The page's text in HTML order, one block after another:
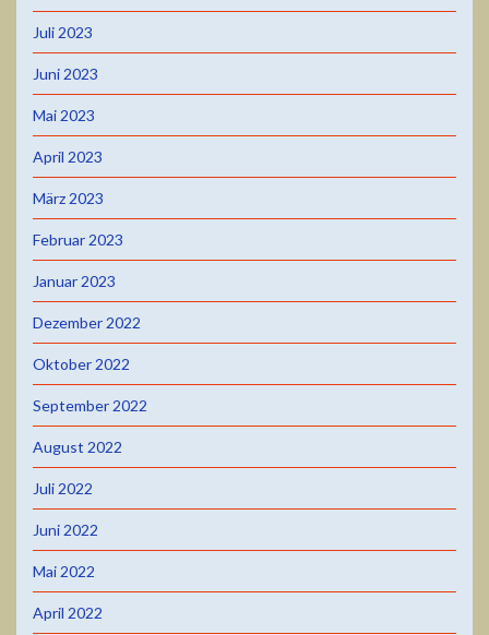
Juli 2023
Juni 2023
Mai 2023
April 2023
März 2023
Februar 2023
Januar 2023
Dezember 2022
Oktober 2022
September 2022
August 2022
Juli 2022
Juni 2022
Mai 2022
April 2022